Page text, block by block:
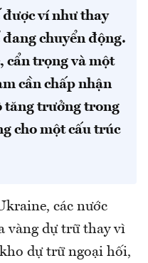
ví như thay
chuyển động.
cẩn trọng và một
cần chấp nhận
tăng trưởng trong
cho một cấu trúc
các nước
vàng dự trữ thay vì
dự trữ ngoại hối,